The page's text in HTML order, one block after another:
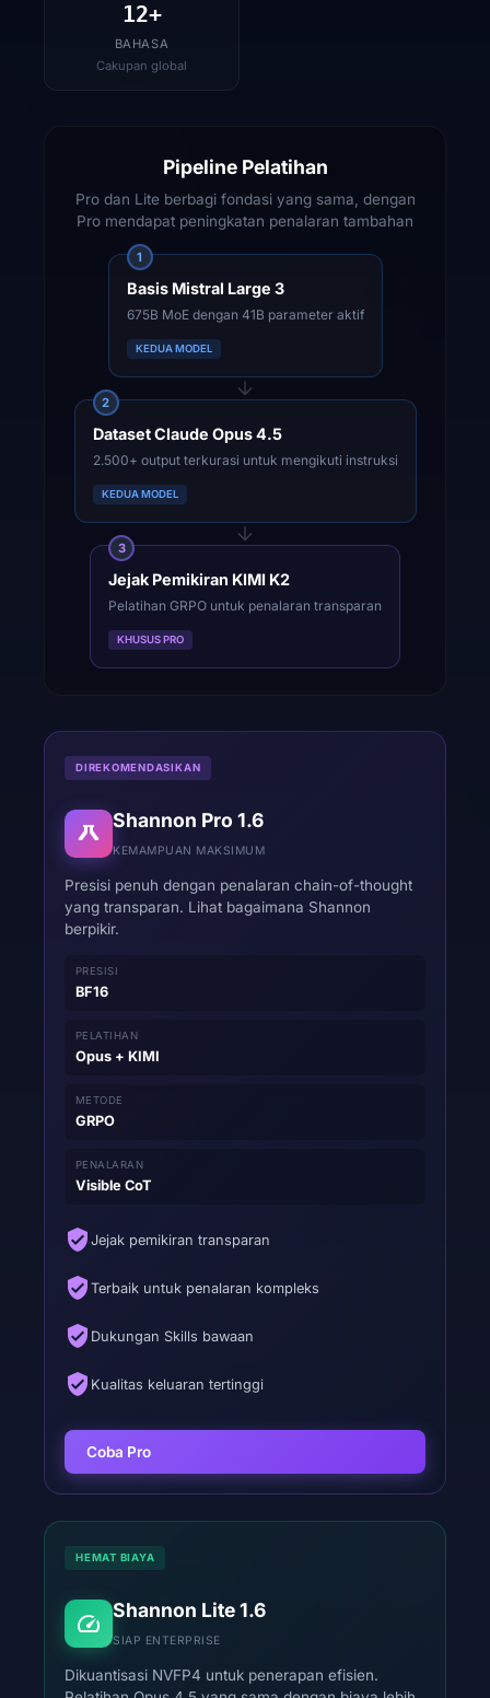
12+
BAHASA
Cakupan global
Pipeline Pelatihan
Pro dan Lite berbagi fondasi yang sama, dengan
Pro mendapat peningkatan penalaran tambahan
1
Basis Mistral Large 3
675B MoE dengan 41B parameter aktif
KEDUA MODEL
2
Dataset Claude Opus 4.5
2.500+ output terkurasi untuk mengikuti instruksi
KEDUA MODEL
3
Jejak Pemikiran KIMI K2
Pelatihan GRPO untuk penalaran transparan
KHUSUS PRO
DIREKOMENDASIKAN
Shannon Pro 1.6
KEMAMPUAN MAKSIMUM
Presisi penuh dengan penalaran chain-of-thought
yang transparan. Lihat bagaimana Shannon
berpikir.
PRESISI
BF16
PELATIHAN
Opus + KIMI
METODE
GRPO
PENALARAN
Visible CoT
Jejak pemikiran transparan
Terbaik untuk penalaran kompleks
Dukungan Skills bawaan
Kualitas keluaran tertinggi
Coba Pro
HEMAT BIAYA
Shannon Lite 1.6
SIAP ENTERPRISE
Dikuantisasi NVFP4 untuk penerapan efisien.